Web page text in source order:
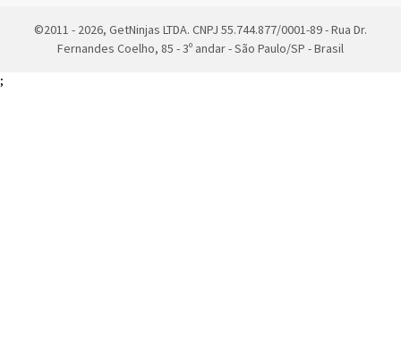
©2011 - 2026, GetNinjas LTDA. CNPJ 55.744.877/0001-89 - Rua Dr.
Fernandes Coelho, 85 - 3º andar - São Paulo/SP - Brasil
;